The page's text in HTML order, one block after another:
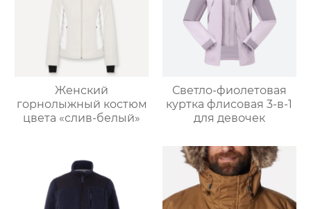
Женский
горнолыжный костюм
цвета «слив-белый»
Светло-фиолетовая
куртка флисовая 3-в-1
для девочек